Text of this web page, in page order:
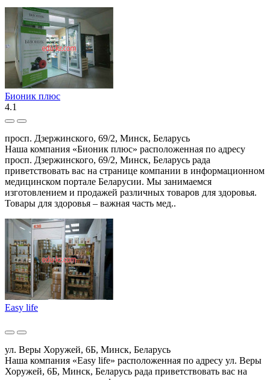
Бионик плюс
4.1
просп. Дзержинского, 69/2, Минск, Беларусь
Наша компания «Бионик плюс» расположенная по адресу
просп. Дзержинского, 69/2, Минск, Беларусь рада
приветствовать вас на странице компании в информационном
медицинском портале Беларусии. Мы занимаемся
изготовлением и продажей различных товаров для здоровья.
Товары для здоровья – важная часть мед..
Easy life
ул. Веры Хоружей, 6Б, Минск, Беларусь
Наша компания «Easy life» расположенная по адресу ул. Веры
Хоружей, 6Б, Минск, Беларусь рада приветствовать вас на